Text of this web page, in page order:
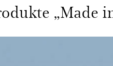
„Made